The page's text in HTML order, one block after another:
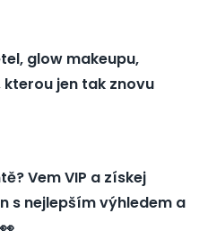
glow makeupu,
jen tak znovu
Vem VIP a získej
s nejlepším výhledem a